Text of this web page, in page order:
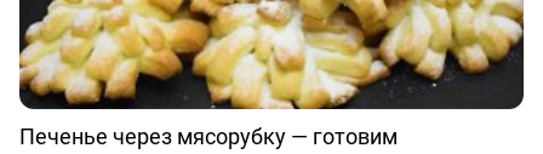
Печенье через мясорубку — готовим